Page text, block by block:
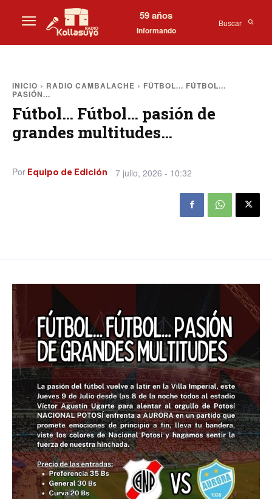
59 años
Informando
Buscar
INICIO RADIO CAMBALACHE FÚTBOL... FÚTBOL...
PASIÓN...
Fútbol… Fútbol… pasión de
grandes multitudes…
Por Equipo de Edición 7 julio, 2026 - 10:32